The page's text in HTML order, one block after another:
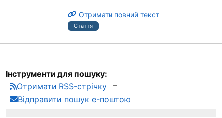
Отримати повний текст
Стаття
Інструменти для пошуку:
Отримати RSS-стрічку
Відправити пошук е-поштою